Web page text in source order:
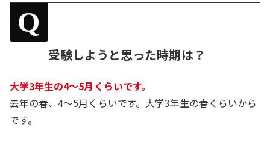
Q
受験しようと思った時期は？
大学3年生の4～5月くらいです。
去年の春、4～5月くらいです。大学3年生の春くらいから
です。